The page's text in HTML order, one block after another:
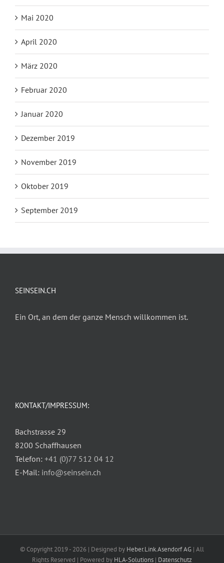
Mai 2020
April 2020
März 2020
Februar 2020
Januar 2020
Dezember 2019
November 2019
Oktober 2019
September 2019
SEINSEIN.CH
Ein Ort, an dem der ganze Mensch willkommen ist.
KONTAKT/IMPRESSUM:
Bachstrasse 29
8200 Schaffhausen
Telefon: +41 (0)77 512 04 12
E-Mail: info@seinsein.ch
© Copyright 2019 - 2026 | Designed by Heber.Link.Asendorf AG | All
Rights Reserved | Powered by HLA-Solutions | Datenschutz